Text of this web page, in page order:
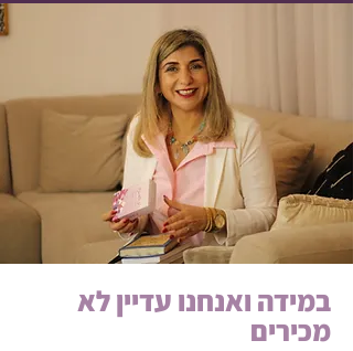
במידה ואנחנו עדיין לא
מכירים